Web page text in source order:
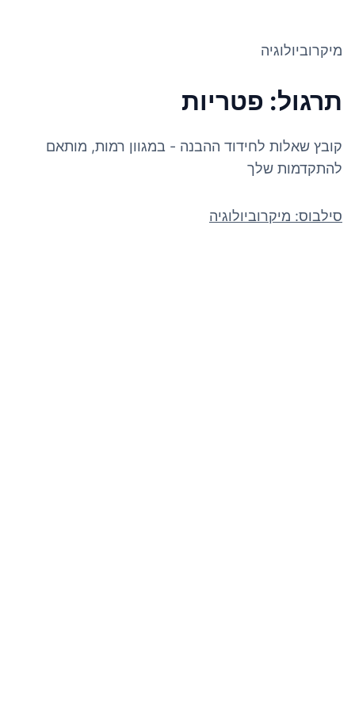
מיקרוביולוגיה
תרגול: פטריות
קובץ שאלות לחידוד ההבנה - במגוון רמות, מותאם
להתקדמות שלך
סילבוס: מיקרוביולוגיה